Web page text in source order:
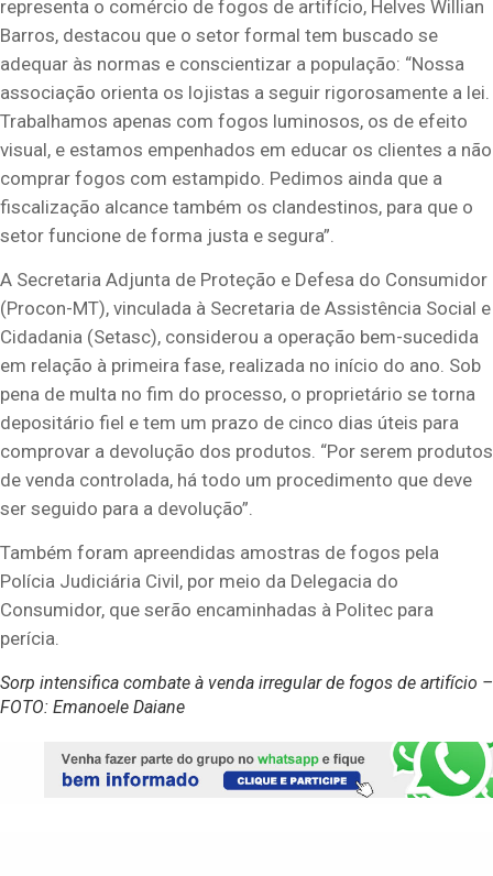
representa o comércio de fogos de artifício, Helves Willian
Barros, destacou que o setor formal tem buscado se
adequar às normas e conscientizar a população: “Nossa
associação orienta os lojistas a seguir rigorosamente a lei.
Trabalhamos apenas com fogos luminosos, os de efeito
visual, e estamos empenhados em educar os clientes a não
comprar fogos com estampido. Pedimos ainda que a
fiscalização alcance também os clandestinos, para que o
setor funcione de forma justa e segura”.
A Secretaria Adjunta de Proteção e Defesa do Consumidor
(Procon-MT), vinculada à Secretaria de Assistência Social e
Cidadania (Setasc), considerou a operação bem-sucedida
em relação à primeira fase, realizada no início do ano. Sob
pena de multa no fim do processo, o proprietário se torna
depositário fiel e tem um prazo de cinco dias úteis para
comprovar a devolução dos produtos. “Por serem produtos
de venda controlada, há todo um procedimento que deve
ser seguido para a devolução”.
Também foram apreendidas amostras de fogos pela
Polícia Judiciária Civil, por meio da Delegacia do
Consumidor, que serão encaminhadas à Politec para
perícia.
Sorp intensifica combate à venda irregular de fogos de artifício –
FOTO: Emanoele Daiane